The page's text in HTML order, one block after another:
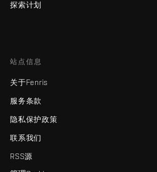
探索计划
站点信息
关于Fenris
服务条款
隐私保护政策
联系我们
RSS源